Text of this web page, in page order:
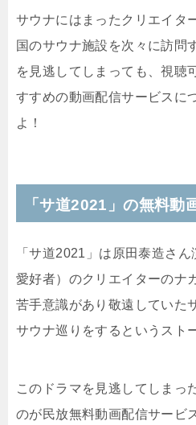
サウナにはまったクリエイタ
国のサウナ施設を次々に訪問
を見逃してしまっても、視聴
すすめの動画配信サービスに
よ！
「サ道2021」の無料動
「サ道2021」は原田泰造さ
愛好者）のクリエイターのナ
苦手意識があり敬遠していた
サウナ巡りをするというスト
このドラマを見逃してしまっ
のが民放無料動画配信サービ